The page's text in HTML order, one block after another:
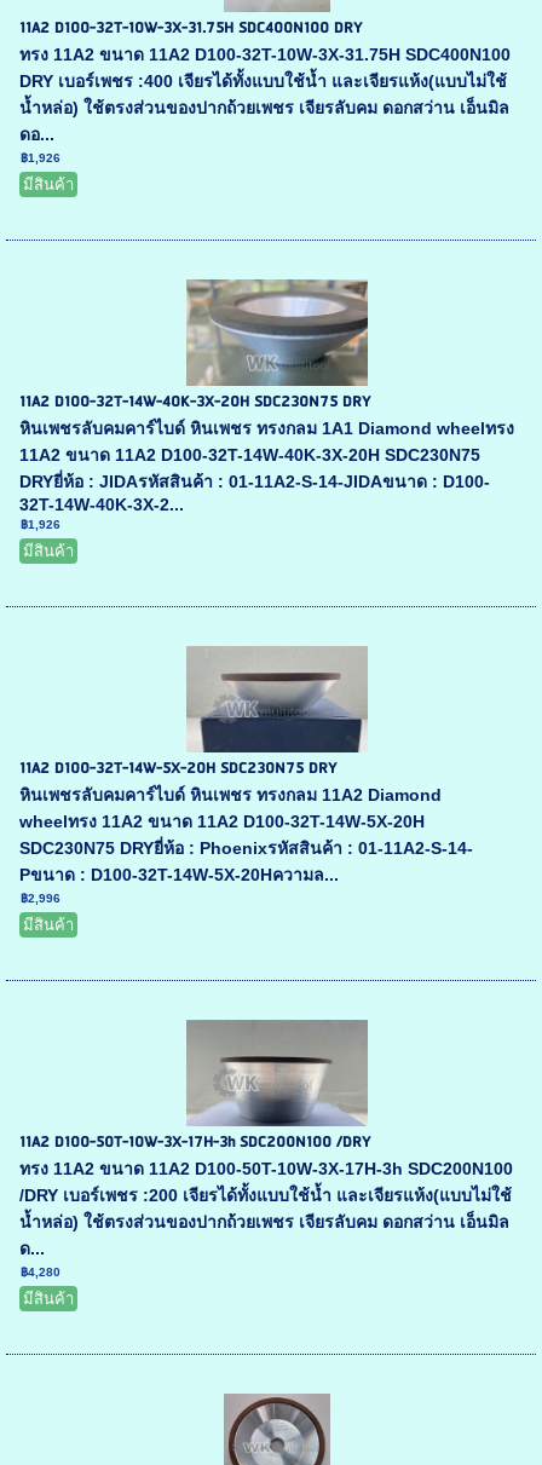
11A2 D100-32T-10W-3X-31.75H SDC400N100 DRY
ทรง 11A2 ขนาด 11A2 D100-32T-10W-3X-31.75H SDC400N100
DRY เบอร์เพชร :400 เจียรได้ทั้งแบบใช้น้ำ และเจียรแห้ง(แบบไม่ใช้
น้ำหล่อ) ใช้ตรงส่วนของปากถ้วยเพชร เจียรลับคม ดอกสว่าน เอ็นมิล
ดอ...
฿1,926
มีสินค้า
11A2 D100-32T-14W-40K-3X-20H SDC230N75 DRY
หินเพชรลับคมคาร์ไบด์ หินเพชร ทรงกลม 1A1 Diamond wheelทรง
11A2 ขนาด 11A2 D100-32T-14W-40K-3X-20H SDC230N75
DRYยี่ห้อ : JIDAรหัสสินค้า : 01-11A2-S-14-JIDAขนาด : D100-
32T-14W-40K-3X-2...
฿1,926
มีสินค้า
11A2 D100-32T-14W-5X-20H SDC230N75 DRY
หินเพชรลับคมคาร์ไบด์ หินเพชร ทรงกลม 11A2 Diamond
wheelทรง 11A2 ขนาด 11A2 D100-32T-14W-5X-20H
SDC230N75 DRYยี่ห้อ : Phoenixรหัสสินค้า : 01-11A2-S-14-
Pขนาด : D100-32T-14W-5X-20Hความล...
฿2,996
มีสินค้า
11A2 D100-50T-10W-3X-17H-3h SDC200N100 /DRY
ทรง 11A2 ขนาด 11A2 D100-50T-10W-3X-17H-3h SDC200N100
/DRY เบอร์เพชร :200 เจียรได้ทั้งแบบใช้น้ำ และเจียรแห้ง(แบบไม่ใช้
น้ำหล่อ) ใช้ตรงส่วนของปากถ้วยเพชร เจียรลับคม ดอกสว่าน เอ็นมิล
ด...
฿4,280
มีสินค้า